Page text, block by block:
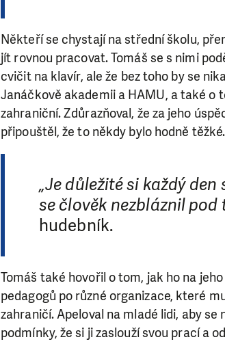
Někteří se chystají na střední školu,
jít rovnou pracovat. Tomáš se s nimi
cvičit na klavír, ale že bez toho by se
Janáčkově akademii a HAMU, a také o
zahraniční. Zdůrazňoval, že za jeho
připouštěl, že to někdy bylo hodně těžké.
„Je důležité si každý
se člověk nezbláznil
hudebník.
Tomáš také hovořil o tom, jak ho na
pedagogů po různé organizace, které
zahraničí. Apeloval na mladé lidi, aby
podmínky, že si ji zaslouží svou prací a